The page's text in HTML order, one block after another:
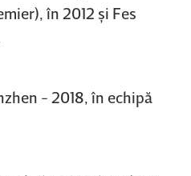
în 2012 şi Fes
- 2018, în echipă